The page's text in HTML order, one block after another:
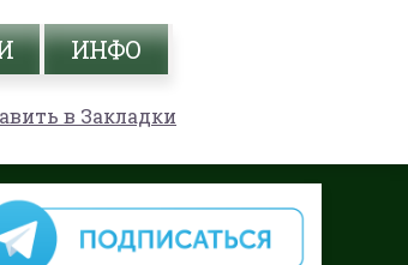
ИНФО
в Закладки